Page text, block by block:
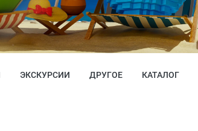
ЭКСКУРСИИ ДРУГОЕ КАТАЛОГ